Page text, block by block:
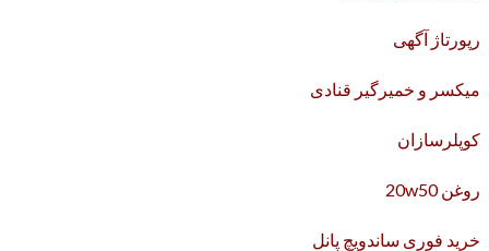
رپورتاژ آگهی
میکسر و خمیرگیر قنادی
کوپلرسازان
روغن 20w50
خرید فوری ساندویچ پانل